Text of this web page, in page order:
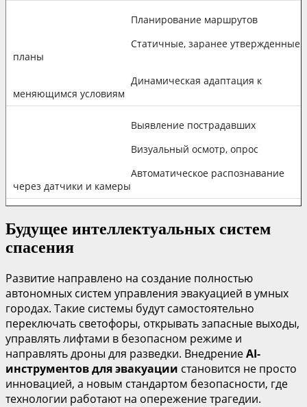
Планирование маршрутов
Статичные, заранее утвержденные
планы
Динамическая адаптация к
меняющимся условиям
Выявление пострадавших
Визуальный осмотр, опрос
Автоматическое распознавание
через датчики и камеры
Будущее интеллектуальных систем
спасения
Развитие направлено на создание полностью
автономных систем управления эвакуацией в умных
городах. Такие системы будут самостоятельно
переключать светофоры, открывать запасные выходы,
управлять лифтами в безопасном режиме и
направлять дроны для разведки. ВнедрениеAI-
инструментов для эвакуации становится не просто
инновацией, а новым стандартом безопасности, где
технологии работают на опережение трагедии.